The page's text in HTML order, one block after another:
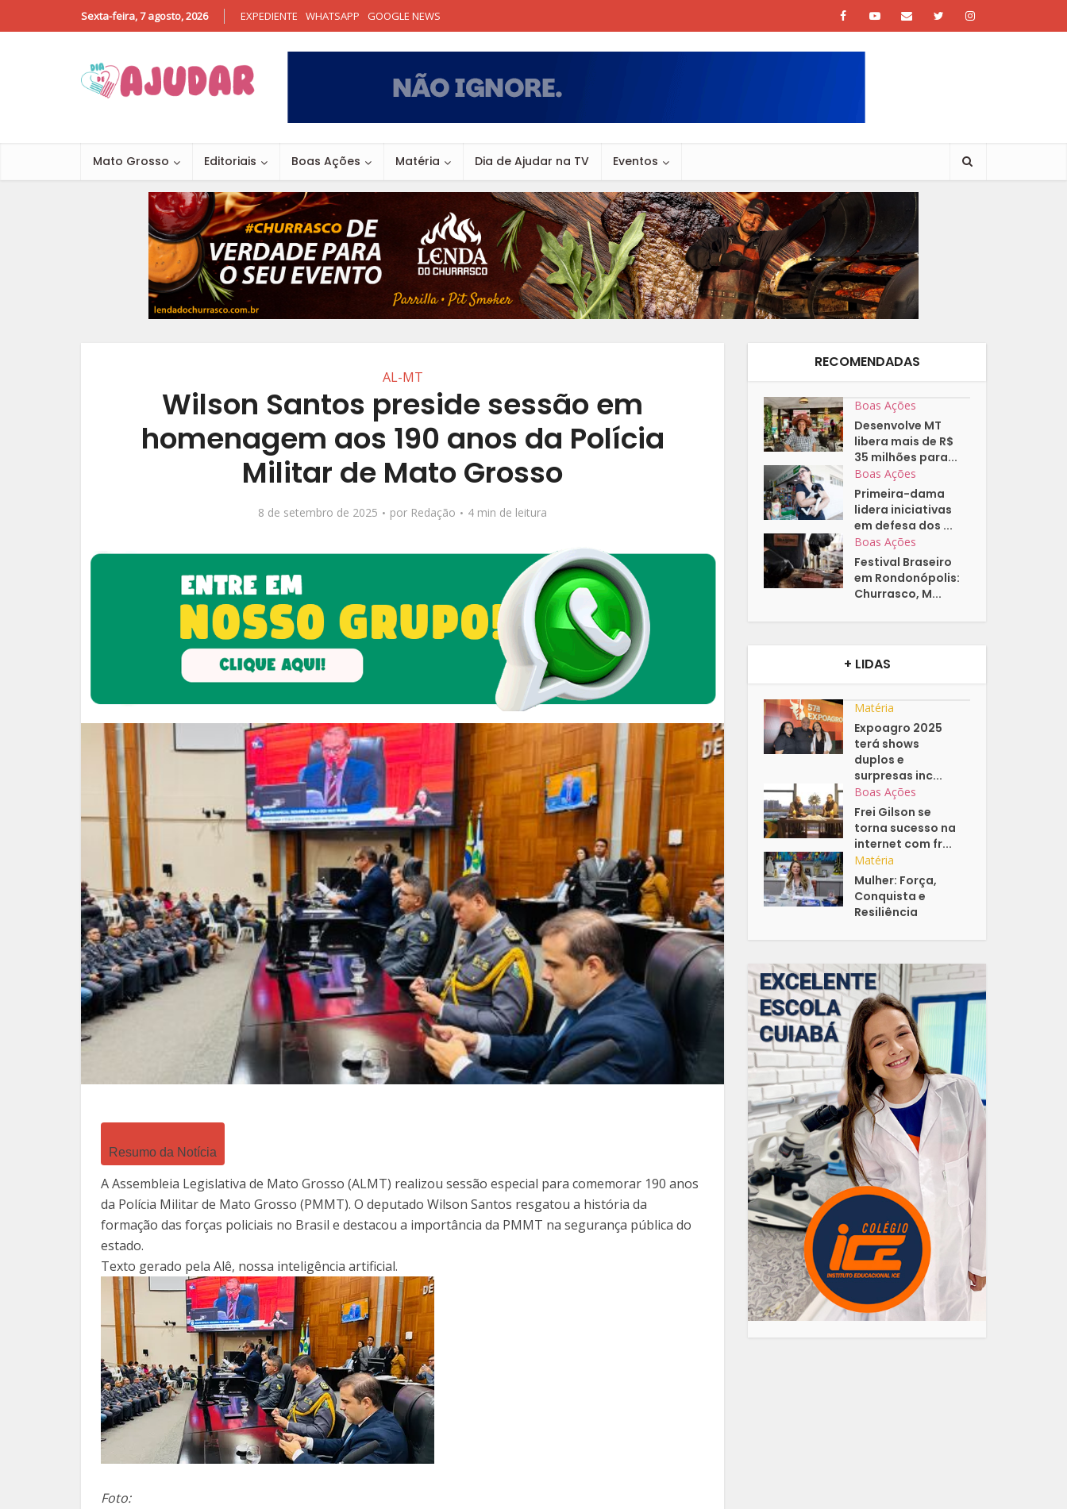
Sexta-feira, 7 agosto, 2026 EXPEDIENTE WHATSAPP GOOGLE NEWS
Mato Grosso Editoriais Boas Ações Matéria Dia de Ajudar na TV Eventos
AL-MT
Wilson Santos preside sessão em
homenagem aos 190 anos da Polícia
Militar de Mato Grosso
8 de setembro de 2025 por Redação 4 min de leitura
Resumo da Notícia
A Assembleia Legislativa de Mato Grosso (ALMT) realizou sessão especial para comemorar 190 anos
da Polícia Militar de Mato Grosso (PMMT). O deputado Wilson Santos resgatou a história da
formação das forças policiais no Brasil e destacou a importância da PMMT na segurança pública do
estado.
Texto gerado pela Alê, nossa inteligência artificial.
Foto:
RECOMENDADAS
Boas Ações
Desenvolve MT
libera mais de R$
35 milhões para...
Boas Ações
Primeira-dama
lidera iniciativas
em defesa dos ...
Boas Ações
Festival Braseiro
em Rondonópolis:
Churrasco, M...
+ LIDAS
Matéria
Expoagro 2025
terá shows
duplos e
surpresas inc...
Boas Ações
Frei Gilson se
torna sucesso na
internet com fr...
Matéria
Mulher: Força,
Conquista e
Resiliência